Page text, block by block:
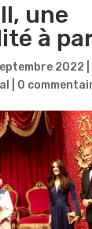
une
à
2022
0